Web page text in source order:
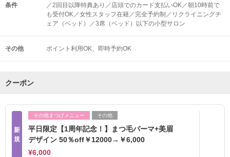
条件
／2回目以降特典あり／店頭でのカード支払いOK／朝10時前で
も受付OK／女性スタッフ在籍／完全予約制／リクライニングチ
ェア（ベッド）／3席（ベッド）以下の小型サロン
その他 ポイント利用OK 即時予約OK
クーポン
新
規
その他まつげメニュー その他
平日限定【1周年記念！】まつ毛パーマ+美眉
デザイン 50％off￥12000→￥6,000
¥6,000